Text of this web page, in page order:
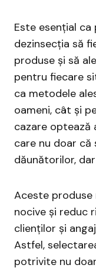
Este esențial ca
dezinsecția să
produse și să
pentru fiecare
ca metodele
oameni, cât și
cazare optează
care nu doar
dăunătorilor,
Aceste
nocive și reduc
clienților și
Astfel,
potrivite nu